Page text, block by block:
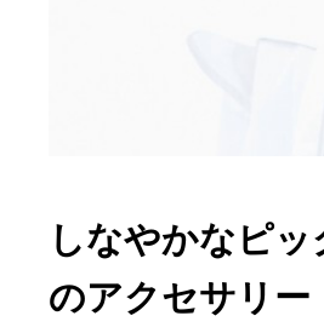
しなやかなピ
のアクセサリー